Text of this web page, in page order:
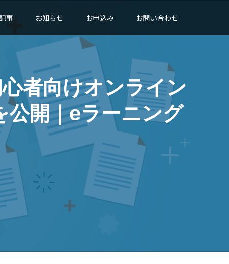
事 お知らせ お申込み お問い合わせ
者向けオンライン
開｜eラーニング